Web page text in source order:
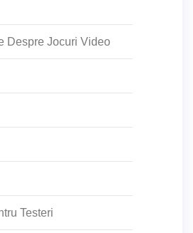
Despre Jocuri Video
Testeri